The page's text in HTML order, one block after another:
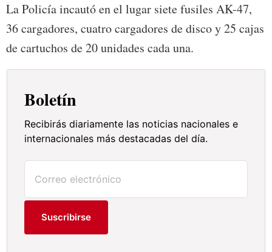
La Policía incautó en el lugar siete fusiles AK-47,
36 cargadores, cuatro cargadores de disco y 25 cajas
de cartuchos de 20 unidades cada una.
Boletín
Recibirás diariamente las noticias nacionales e
internacionales más destacadas del día.
Suscribirse